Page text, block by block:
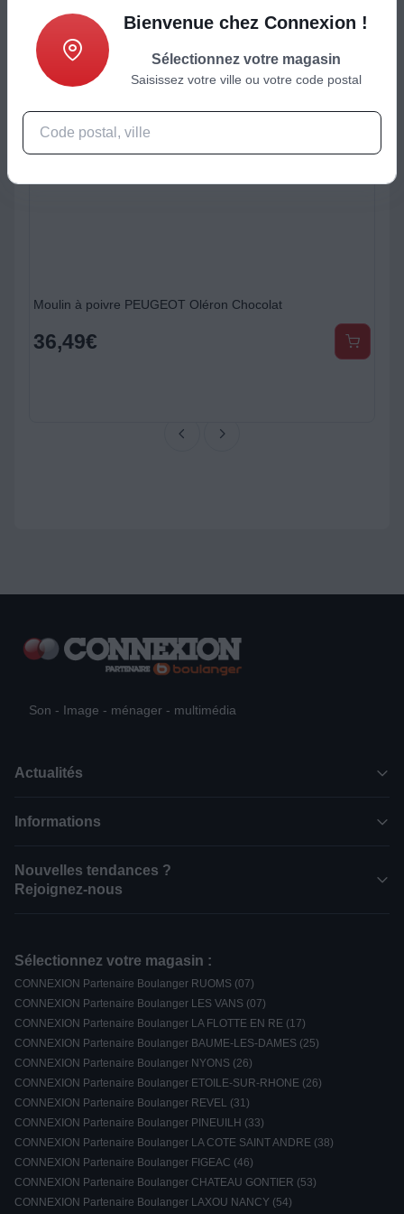
Moulin à poivre PEUGEOT Oléron Chocolat
36,49€
Son - Image - ménager - multimédia
Actualités
Informations
Nouvelles tendances ?
Rejoignez-nous
Sélectionnez votre magasin :
CONNEXION Partenaire Boulanger RUOMS (07)
CONNEXION Partenaire Boulanger LES VANS (07)
CONNEXION Partenaire Boulanger LA FLOTTE EN RE (17)
CONNEXION Partenaire Boulanger BAUME-LES-DAMES (25)
CONNEXION Partenaire Boulanger NYONS (26)
CONNEXION Partenaire Boulanger ETOILE-SUR-RHONE (26)
CONNEXION Partenaire Boulanger REVEL (31)
CONNEXION Partenaire Boulanger PINEUILH (33)
CONNEXION Partenaire Boulanger LA COTE SAINT ANDRE (38)
CONNEXION Partenaire Boulanger FIGEAC (46)
CONNEXION Partenaire Boulanger CHATEAU GONTIER (53)
CONNEXION Partenaire Boulanger LAXOU NANCY (54)
Bienvenue chez Connexion !
Sélectionnez votre magasin
Saisissez votre ville ou votre code postal